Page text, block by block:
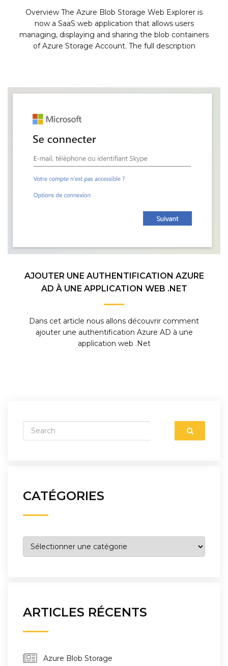
Overview The Azure Blob Storage Web Explorer is
now a SaaS web application that allows users
managing, displaying and sharing the blob containers
of Azure Storage Account. The full description
AJOUTER UNE AUTHENTIFICATION AZURE
AD À UNE APPLICATION WEB .NET
Dans cet article nous allons découvrir comment
ajouter une authentification Azure AD à une
application web .Net
CATÉGORIES
Catégories
ARTICLES RÉCENTS
Azure Blob Storage